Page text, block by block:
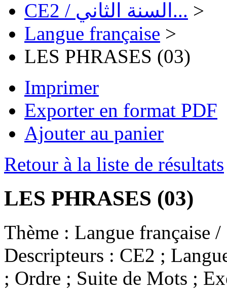
CE2 / السنة الثاني... >
Langue française >
LES PHRASES (03)
Imprimer
Exporter en format PDF
Ajouter au panier
Retour à la liste de résultats
LES PHRASES (03)
Thème :
Descripteurs : CE2 ;
; Ordre ; Suite de Mots ;